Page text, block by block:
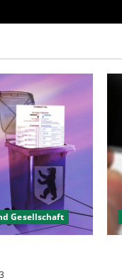
Gesellschaft